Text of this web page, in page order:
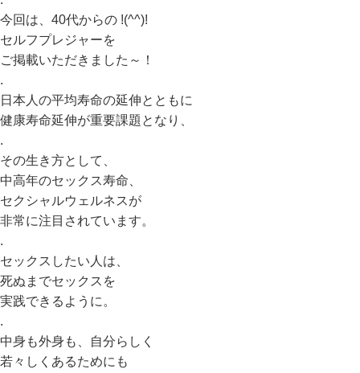
今回は、40代からの !(^^)!
セルフプレジャーを
ご掲載いただきました～！
.
日本人の平均寿命の延伸とともに
健康寿命延伸が重要課題となり、
.
その生き方として、
中高年のセックス寿命、
セクシャルウェルネスが
非常に注目されています。
.
セックスしたい人は、
死ぬまでセックスを
実践できるように。
.
中身も外身も、自分らしく
若々しくあるためにも